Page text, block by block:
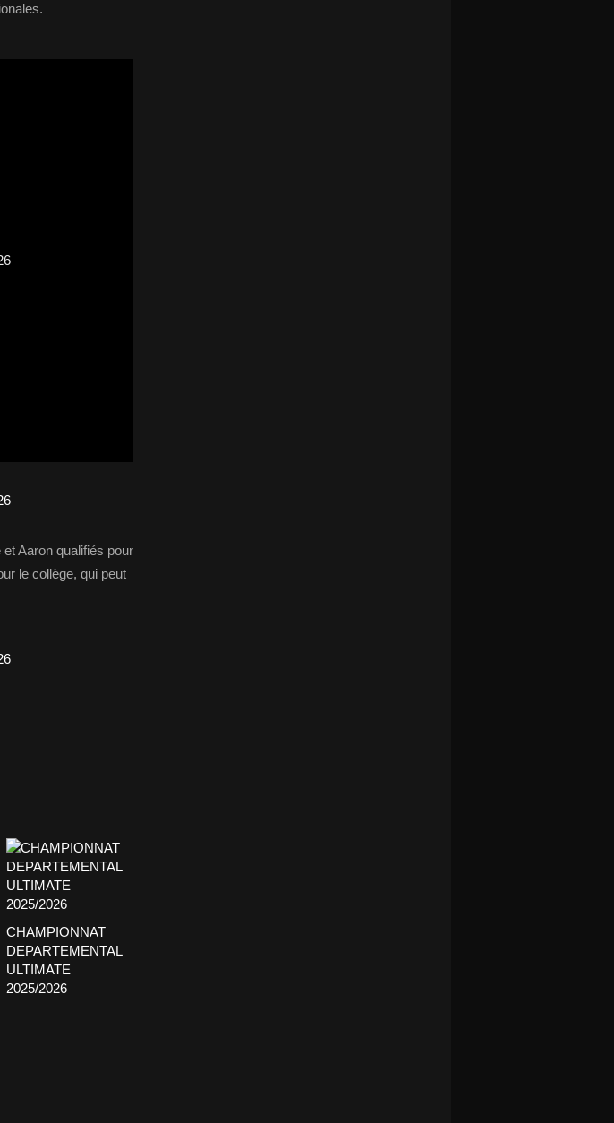
Aaron qualifiés pour
le collège, qui peut
CHAMPIONNAT
DEPARTEMENTAL
ULTIMATE
2025/2026